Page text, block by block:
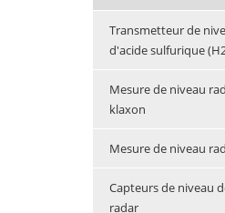
Transmetteur de
d'acide sulfurique
Mesure de niveau
klaxon
Mesure de niveau
Capteurs de niveau
radar